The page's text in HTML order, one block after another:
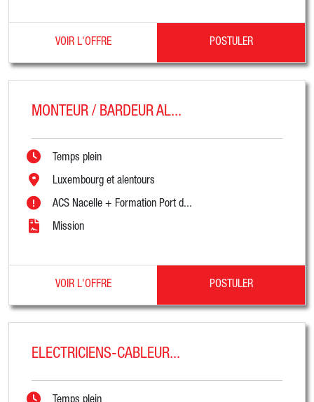
VOIR L'OFFRE POSTULER
MONTEUR / BARDEUR AL...
Temps plein
Luxembourg et alentours
ACS Nacelle + Formation Port d...
Mission
VOIR L'OFFRE POSTULER
ELECTRICIENS-CABLEUR...